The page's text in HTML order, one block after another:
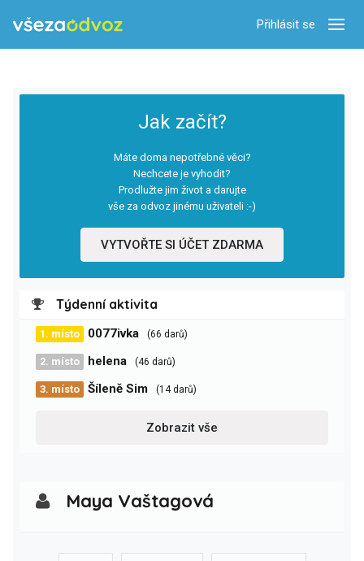
Přihlásit se
Jak začít?
Máte doma nepotřebné věci?
Nechcete je vyhodit?
Prodlužte jim život a darujte
vše za odvoz jinému uživateli :-)
VYTVOŘTE SI ÚČET ZDARMA
Týdenní aktivita
1. místo 0077ivka (66 darů)
2. místo helena (46 darů)
3. místo Šíleně Sim (14 darů)
Zobrazit vše
Maya Vaštagová